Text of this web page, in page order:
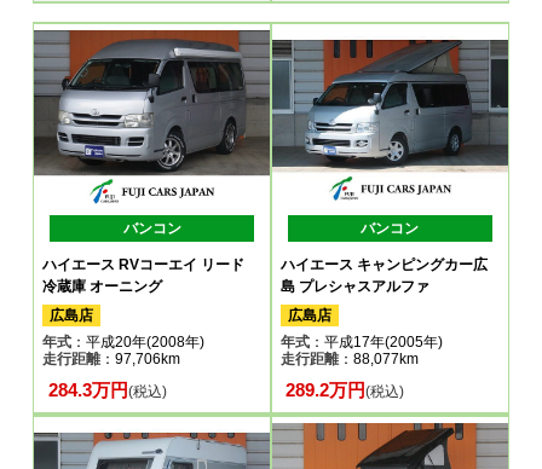
バンコン
ハイエース RVコーエイ リード
冷蔵庫 オーニング
広島店
年式 ：平成20年(2008年)
走行距離：97,706km
284.3万円(税込)
バンコン
ハイエース キャンピングカー広
島 プレシャスアルファ
広島店
年式：平成17年(2005年)
走行距離：88,077km
289.2万円(税込)